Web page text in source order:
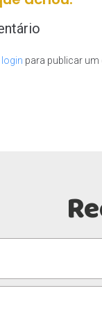
login para publicar